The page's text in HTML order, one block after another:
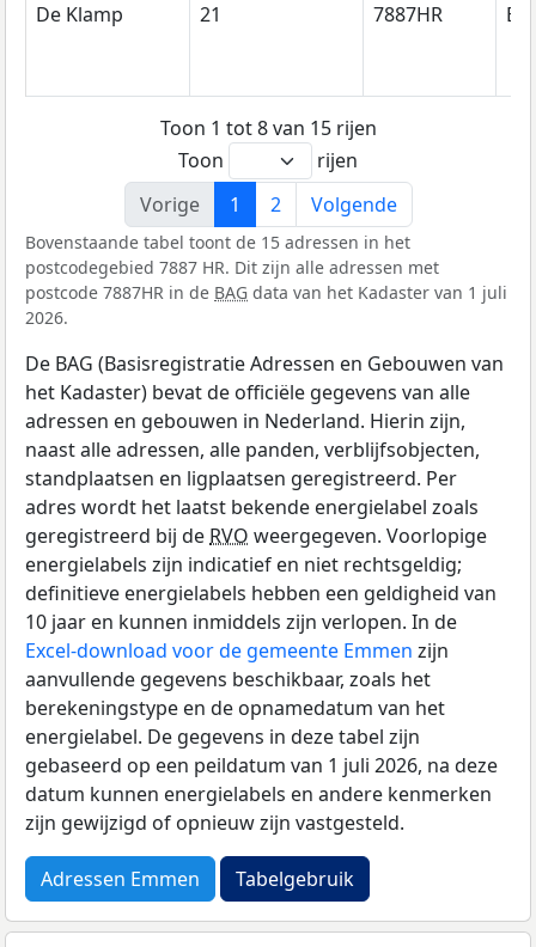
De Klamp 21 7887HR
Toon 1 tot 8 van 15 rijen
Toon
rijen
Vorige
1 2 Volgende
Bovenstaande tabel toont de 15 adressen in het
postcodegebied 7887 HR. Dit zijn alle adressen met
postcode 7887HR in de BAG data van het Kadaster van 1 juli
2026.
De BAG (Basisregistratie Adressen en Gebouwen van
het Kadaster) bevat de officiële gegevens van alle
adressen en gebouwen in Nederland. Hierin zijn,
naast alle adressen, alle panden, verblijfsobjecten,
standplaatsen en ligplaatsen geregistreerd. Per
adres wordt het laatst bekende energielabel zoals
geregistreerd bij de RVO weergegeven. Voorlopige
energielabels zijn indicatief en niet rechtsgeldig;
definitieve energielabels hebben een geldigheid van
10 jaar en kunnen inmiddels zijn verlopen. In de
Excel-download voor de gemeente Emmen zijn
aanvullende gegevens beschikbaar, zoals het
berekeningstype en de opnamedatum van het
energielabel. De gegevens in deze tabel zijn
gebaseerd op een peildatum van 1 juli 2026, na deze
datum kunnen energielabels en andere kenmerken
zijn gewijzigd of opnieuw zijn vastgesteld.
Adressen Emmen Tabelgebruik